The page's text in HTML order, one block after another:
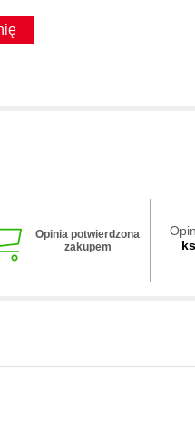
Opinia potwierdzona
zakupem